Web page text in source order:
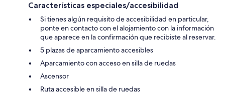
Características especiales/accesibilidad
Si tienes algún requisito de accesibilidad en particular,
ponte en contacto con el alojamiento con la información
que aparece en la confirmación que recibiste al reservar.
5 plazas de aparcamiento accesibles
Aparcamiento con acceso en silla de ruedas
Ascensor
Ruta accesible en silla de ruedas